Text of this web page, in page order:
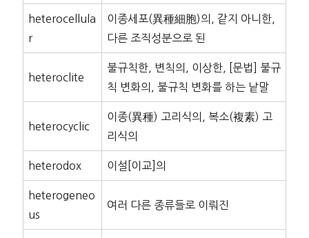
heterocellula
r
이종세포(異種細胞)의, 같지 아니한,
다른 조직성분으로 된
heteroclite
불규칙한, 변칙의, 이상한, [문법] 불규
칙 변화의, 불규칙 변화를 하는 낱말
heterocyclic
이종(異種) 고리식의, 복소(複素) 고
리식의
heterodox 이설[이교]의
heterogeneo
us
여러 다른 종류들로 이뤄진